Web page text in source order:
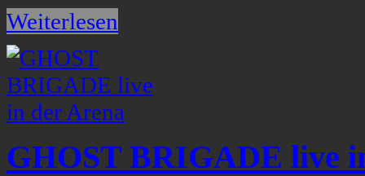
Weiterlesen
GHOST BRIGADE live